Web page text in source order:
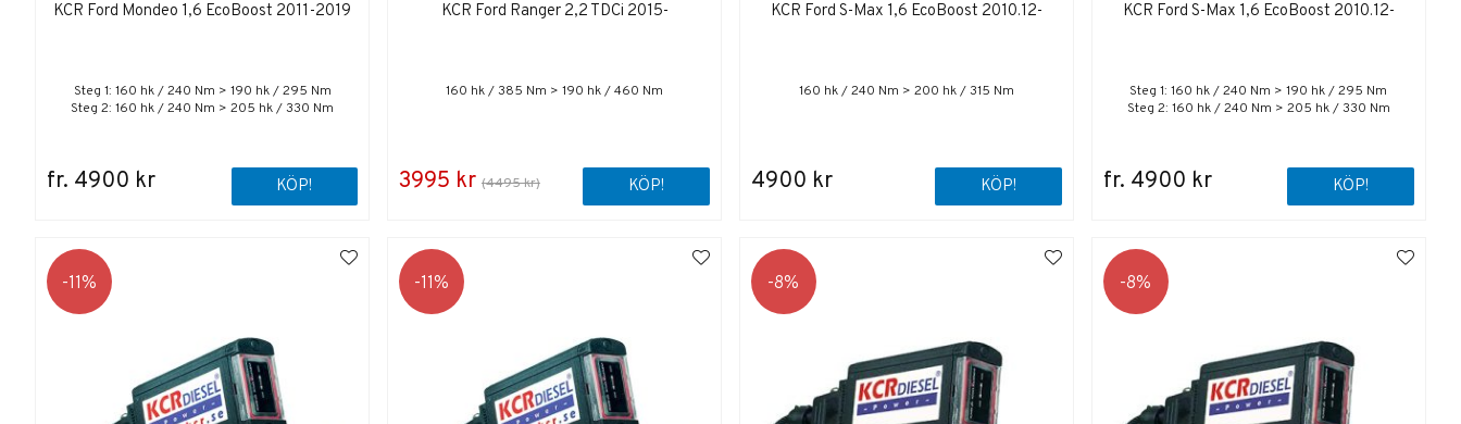
KCR Ford Mondeo 1,6 EcoBoost 2011-2019
Steg 1: 160 hk / 240 Nm > 190 hk / 295 Nm
Steg 2: 160 hk / 240 Nm > 205 hk / 330 Nm
fr. 4900 kr KÖP!
KCR Ford Ranger 2,2 TDCi 2015-
160 hk / 385 Nm > 190 hk / 460 Nm
3995 kr (4495 kr) KÖP!
KCR Ford S-Max 1,6 EcoBoost 2010.12-
160 hk / 240 Nm > 200 hk / 315 Nm
4900 kr KÖP!
KCR Ford S-Max 1,6 EcoBoost 2010.12-
Steg 1: 160 hk / 240 Nm > 190 hk / 295 Nm
Steg 2: 160 hk / 240 Nm > 205 hk / 330 Nm
fr. 4900 kr KÖP!
11 11 8 8